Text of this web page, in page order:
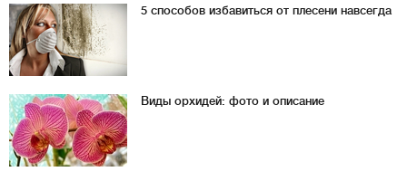
5 способов избавиться от плесени навсегда
Виды орхидей: фото и описание